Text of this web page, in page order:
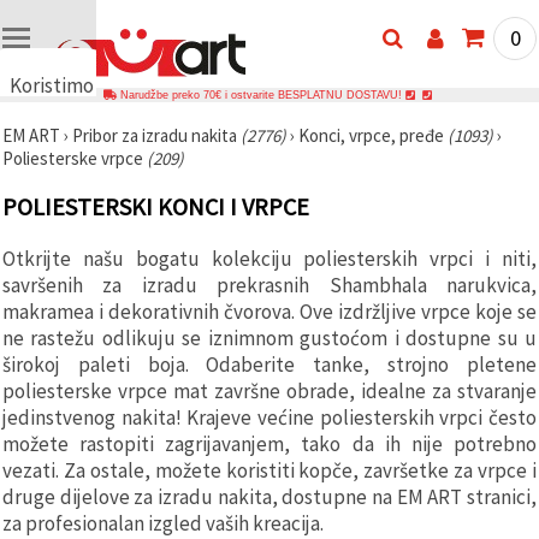
Koristimo
🍪
Koristimo
slične
tehnologije
osigurali
ispravno
funkcioniranje
web-
stranice,
poboljšali
vaše
korisničko
iskustvo i,
uz vašu
privolu,
analizirali
promet te
prikazivali
relevantniji
0
Narudžbe preko 70€ i ostvarite BESPLATNU DOSTAVU!
EM ART › Pribor za izradu nakita (2776)› Konci, vrpce, pređe (1093)›
Poliesterske vrpce (209)
POLIESTERSKI KONCI I VRPCE
Otkrijte našu bogatu kolekciju poliesterskih vrpci i niti,
savršenih za izradu prekrasnih Shambhala narukvica,
makramea i dekorativnih čvorova. Ove izdržljive vrpce koje se
ne rastežu odlikuju se iznimnom gustoćom i dostupne su u
širokoj paleti boja. Odaberite tanke, strojno pletene
poliesterske vrpce mat završne obrade, idealne za stvaranje
jedinstvenog nakita! Krajeve većine poliesterskih vrpci često
možete rastopiti zagrijavanjem, tako da ih nije potrebno
vezati. Za ostale, možete koristiti kopče, završetke za vrpce i
druge dijelove za izradu nakita, dostupne na EM ART stranici,
za profesionalan izgled vaših kreacija.